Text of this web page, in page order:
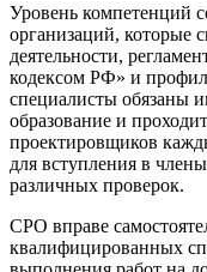
Уровень компетенций
организаций, которые
деятельности,
кодексом РФ» и
специалисты обязаны
образование и
проектировщиков
для вступления в
различных проверок.
СРО вправе
квалифицированных